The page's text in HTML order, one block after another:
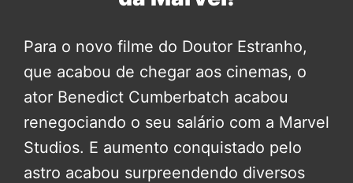
Para o novo filme do Doutor Estranho,
que acabou de chegar aos cinemas, o
ator Benedict Cumberbatch acabou
renegociando o seu salário com a Marvel
Studios. E aumento conquistado pelo
astro acabou surpreendendo diversos